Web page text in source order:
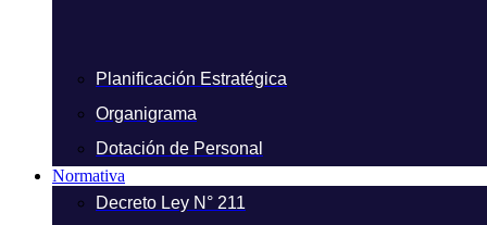
Planificación Estratégica
Organigrama
Dotación de Personal
Normativa
Decreto Ley N° 211